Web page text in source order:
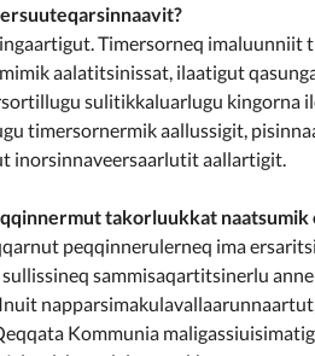
Timersorneq
aalatitsinissat, ilaatigut
sulitikkaluarlugu kingorna
timersornermik aallussigit,
inorsinnaveersaarlutit aallartigit.
takorluukkat
peqqinnerulerneq ima
sammisaqartitsinerlu
Kommunia